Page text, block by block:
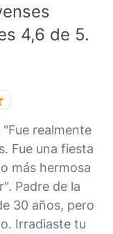
4,6 de 5.
realmente
Fue una fiesta
más hermosa
Padre de la
30 años, pero
Irradiaste tu